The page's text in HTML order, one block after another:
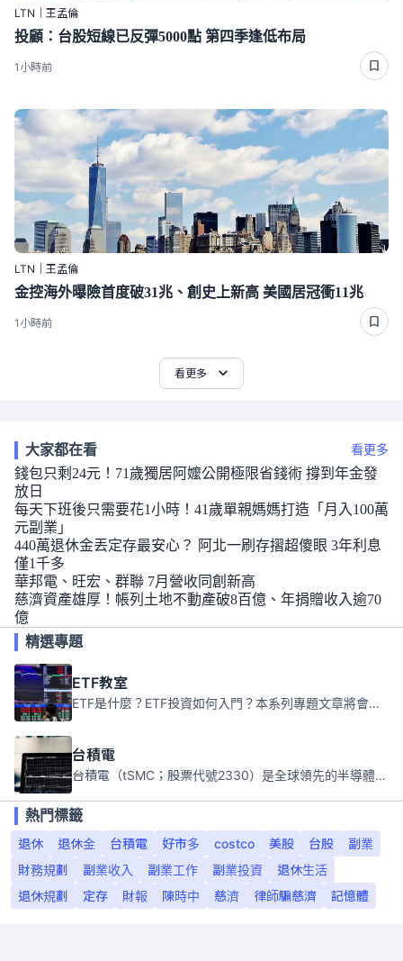
LTN｜王孟倫
投顧：台股短線已反彈5000點 第四季逢低布局
1小時前
LTN｜王孟倫
金控海外曝險首度破31兆、創史上新高 美國居冠衝11兆
1小時前
看更多
大家都在看 看更多
錢包只剩24元！71歲獨居阿嬤公開極限省錢術 撐到年金發
放日
每天下班後只需要花1小時！41歲單親媽媽打造「月入100萬
元副業」
440萬退休金丟定存最安心？ 阿北一刷存摺超傻眼 3年利息
僅1千多
華邦電、旺宏、群聯 7月營收同創新高
慈濟資產雄厚！帳列土地不動產破8百億、年捐贈收入逾70
億
精選專題
ETF教室
ETF是什麼？ETF投資如何入門？本系列專題文章將會告訴你新手必須知道的ETF基礎知識。
台積電
台積電（tSMC；股票代號2330）是全球領先的半導體代工公司，成立於1987年，總部位於台灣新竹。且已於美國、日本、德國及中國設廠，台積電是全球首家專業積體電路製造服務公司，也是全球最先進和最大規模的半導體代工廠。
熱門標籤
退休
退休金 台積電 好市多 costco 美股 台股
副業
財務規劃
副業收入 副業工作 副業投資
退休生活
退休規劃
定存 財報 陳時中 慈濟 律師騙慈濟 記憶體